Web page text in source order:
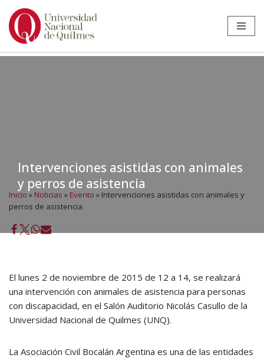
Ir
Intervenciones asistidas con animales
y perros de asistencia
Inicio » Noticias » Evento » Intervenciones asistidas con animales y
perros de asistencia
El lunes 2 de noviembre de 2015 de 12 a 14, se realizará
una intervención con animales de asistencia para personas
con discapacidad, en el Salón Auditorio Nicolás Casullo de la
Universidad Nacional de Quilmes (UNQ).
La Asociación Civil Bocalán Argentina es una de las entidades